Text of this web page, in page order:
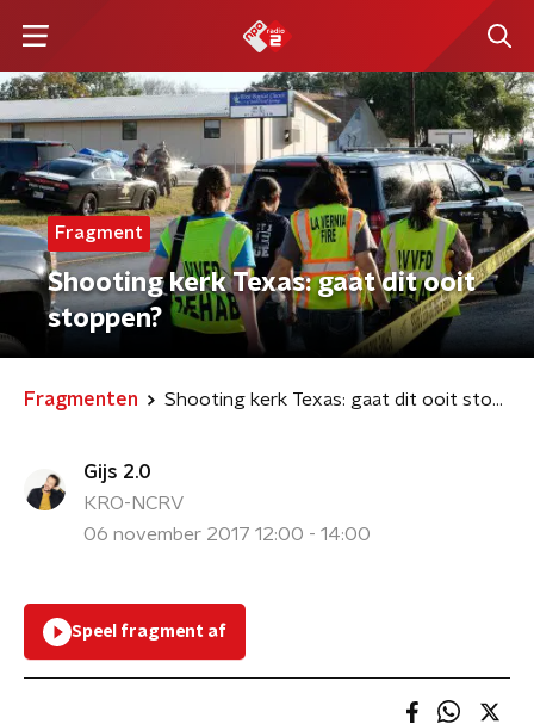
Fragment
Shooting kerk Texas: gaat dit ooit
stoppen?
Fragmenten Shooting kerk Texas: gaat dit ooit stoppen?
Gijs 2.0
KRO-NCRV
06 november 2017 12:00 - 14:00
Speel fragment af